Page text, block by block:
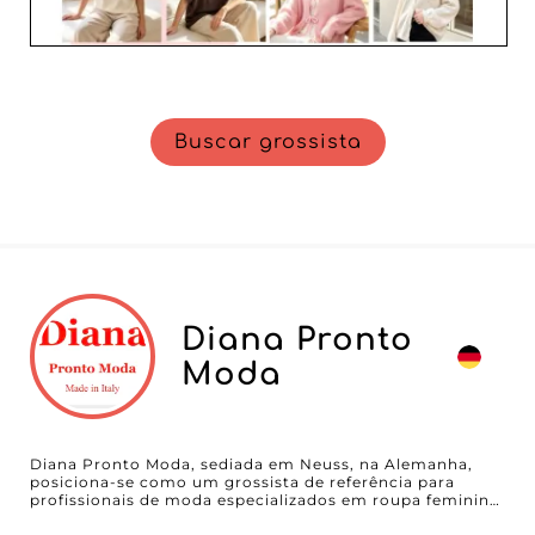
Buscar grossista
Diana Pronto
Moda
Diana Pronto Moda, sediada em Neuss, na Alemanha,
posiciona-se como um grossista de referência para
profissionais de moda especializados em roupa feminina.